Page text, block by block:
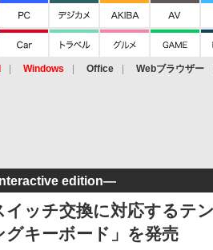
Windows Office Webブラウザー
edition―
イッチ交換に対応するテ
キーボード」を発売